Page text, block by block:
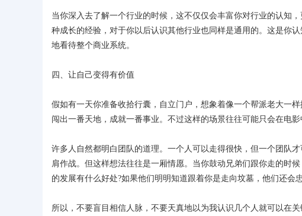
当你深入去了解一个行业的时候，这不仅仅会丰富你对行业的认知
种成长的经验，对于你以后认识其他行业也同样是通用的。这是你
地看待整个商业系统。
四、让自己变得有价值
假如有一天你准备收拾行囊，自立门户，想象着像一个帮派老大一
闯出一番天地，成就一番事业。不过这样的场景往往可能只会在电
许多人自然都明白团队的道理。一个人可以走得很快，但一个团队
肩作战。但这样想法往往是一厢情愿。当你鼓动兄弟们跟你走的时
的发展有什么好处?如果他们明明知道跟着你是走向坟墓，他们还会
所以，不要盲目相信人脉，不要天真地以为我认识几个人就可以在